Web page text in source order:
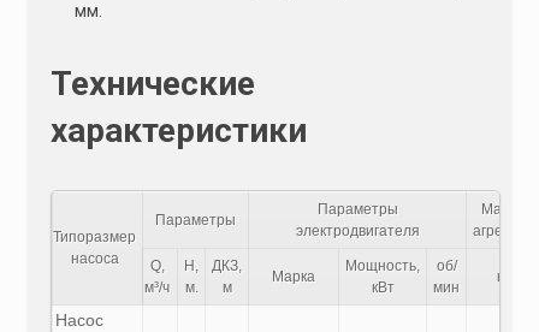
мм.
Технические
характеристики
Типоразмер
насоса
Параметры
Параметры
электродвигателя
Масса
агрегата
Q,
м³/ч
H,
м.
ДКЗ,
м
Марка
Мощность,
кВт
об/
мин
кг
Насос